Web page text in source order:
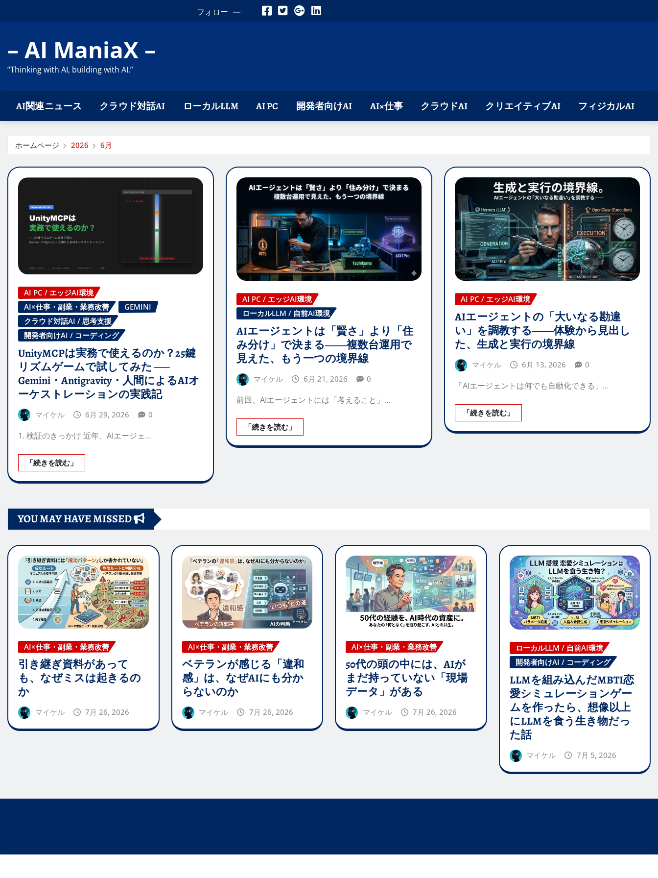
ン
フォロー
– AI ManiaX –
“Thinking with AI, building with AI.”
AI関連ニュース クラウド対話AI ローカルLLM AI PC 開発者向けAI AI×仕事 クラウドAI クリエイティブAI フィジカルAI
ホームページ 2026 6月
AI PC / エッジAI環境
AI×仕事・副業・業務改善
GEMINI
クラウド対話AI / 思考支援
開発者向けAI / コーディング
UnityMCPは実務で使えるのか？25鍵
リズムゲームで試してみた ──
Gemini・Antigravity・人間によるAIオ
ーケストレーションの実践記
マイケル 6月 29, 2026 0
1. 検証のきっかけ 近年、AIエージェ…
「続きを読む」
AI PC / エッジAI環境
ローカルLLM / 自前AI環境
AIエージェントは「賢さ」より「住
み分け」で決まる――複数台運用で
見えた、もう一つの境界線
マイケル 6月 21, 2026 0
前回、AIエージェントには「考えること」…
「続きを読む」
AI PC / エッジAI環境
AIエージェントの「大いなる勘違
い」を調教する――体験から見出し
た、生成と実行の境界線
マイケル 6月 13, 2026 0
「AIエージェントは何でも自動化できる」…
「続きを読む」
YOU MAY HAVE MISSED
AI×仕事・副業・業務改善
引き継ぎ資料があって
も、なぜミスは起きるの
か
マイケル 7月 26, 2026
AI×仕事・副業・業務改善
ベテランが感じる「違和
感」は、なぜAIにも分か
らないのか
マイケル 7月 26, 2026
AI×仕事・副業・業務改善
50代の頭の中には、AIが
まだ持っていない「現場
データ」がある
マイケル 7月 26, 2026
ローカルLLM / 自前AI環境
開発者向けAI / コーディング
LLMを組み込んだMBTI恋
愛シミュレーションゲー
ムを作ったら、想像以上
にLLMを食う生き物だっ
た話
マイケル 7月 5, 2026